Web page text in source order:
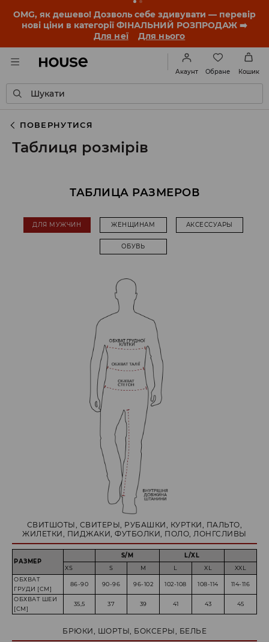
OMG, як дешево! Дозволь себе здивувати — перевір
нові ціни в категорії ФІНАЛЬНИЙ РОЗПРОДАЖ ➡️
Для неї
Для нього
Акаунт Обране Кошик
Шукати
ПОВЕРНУТИСЯ
Таблиця розмірів
ТАБЛИЦА РАЗМЕРОВ
ДЛЯ МУЖЧИН ЖЕНЩИНАМ АКСЕССУАРЫ
ОБУВЬ
СВИТШОТЫ, СВИТЕРЫ, РУБАШКИ, КУРТКИ, ПАЛЬТО,
ЖИЛЕТКИ, ПИДЖАКИ, ФУТБОЛКИ, ПОЛО, ЛОНГСЛИВЫ
РАЗМЕР
S/M
L/XL
XS
S M L XL
XXL
ОБХВАТ
ГРУДИ [СМ]
86-90 90-96 96-102 102-108 108-114 114-116
ОБХВАТ ШЕИ
[СМ]
35,5 37 39 41 43 45
БРЮКИ, ШОРТЫ, БОКСЕРЫ, БЕЛЬЕ